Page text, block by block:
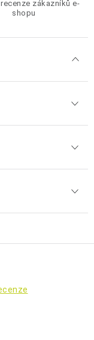
recenze zákazníků e-
shopu